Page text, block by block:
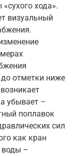
хода».
визуальный
отметки ниже
убывает –
поплавок
сил
как кран
воды –